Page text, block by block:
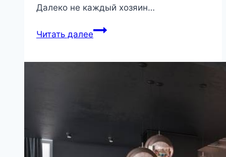
Далеко не каждый хозяин…
Читать далееУстановка